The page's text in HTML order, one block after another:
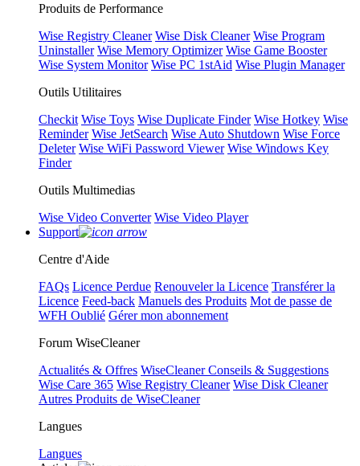
Produits de Performance
Wise Registry Cleaner Wise Disk Cleaner Wise Program
Uninstaller Wise Memory Optimizer Wise Game Booster
Wise System Monitor Wise PC 1stAid Wise Plugin Manager
Outils Utilitaires
Checkit Wise Toys Wise Duplicate Finder Wise Hotkey Wise
Reminder Wise JetSearch Wise Auto Shutdown Wise Force
Deleter Wise WiFi Password Viewer Wise Windows Key
Finder
Outils Multimedias
Wise Video Converter Wise Video Player
Support
Centre d'Aide
FAQs Licence Perdue Renouveler la Licence Transférer la
Licence Feed-back Manuels des Produits Mot de passe de
WFH Oublié Gérer mon abonnement
Forum WiseCleaner
Actualités & Offres WiseCleaner Conseils & Suggestions
Wise Care 365 Wise Registry Cleaner Wise Disk Cleaner
Autres Produits de WiseCleaner
Langues
Langues